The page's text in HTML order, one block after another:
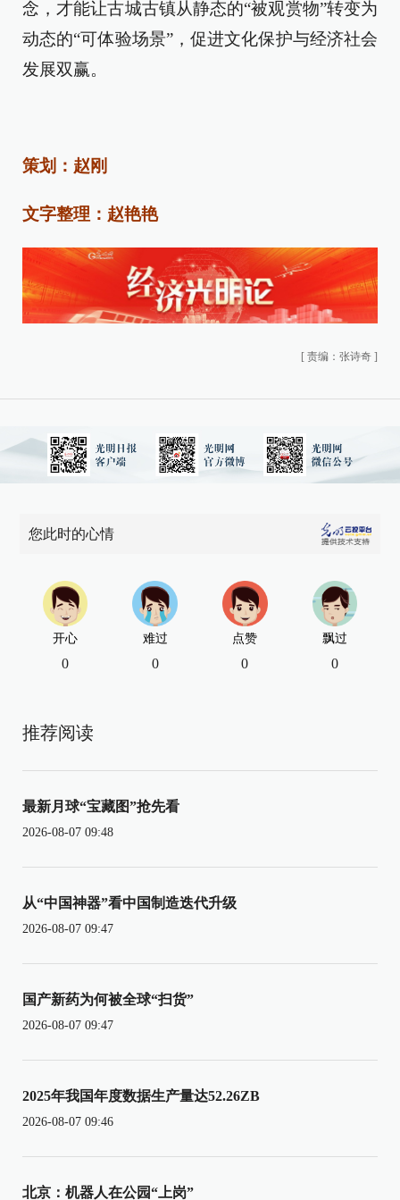
念，才能让古城古镇从静态的“被观赏物”转变为
动态的“可体验场景”，促进文化保护与经济社会
发展双赢。
策划：赵刚
文字整理：赵艳艳
[ 责编：张诗奇 ]
您此时的心情
开心
0
难过
0
点赞
0
飘过
0
推荐阅读
最新月球“宝藏图”抢先看
2026-08-07 09:48
从“中国神器”看中国制造迭代升级
2026-08-07 09:47
国产新药为何被全球“扫货”
2026-08-07 09:47
2025年我国年度数据生产量达52.26ZB
2026-08-07 09:46
北京：机器人在公园“上岗”